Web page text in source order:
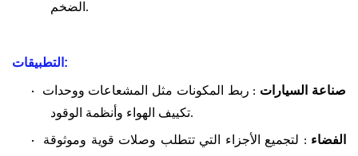
الضخم.
التطبيقات:
· صناعة السيارات : ربط المكونات مثل المشعاعات ووحدات
تكييف الهواء وأنظمة الوقود.
· الفضاء : لتجميع الأجزاء التي تتطلب وصلات قوية وموثوقة